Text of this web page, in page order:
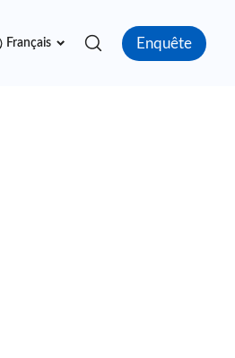
Français Enquête